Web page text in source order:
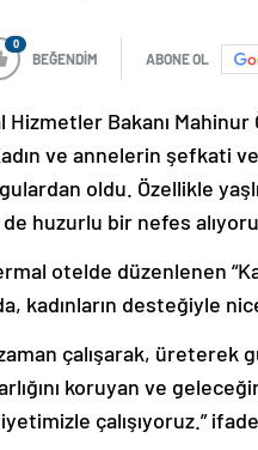
0
BEĞENDİM ABONE OL
Hizmetler Bakanı
ve annelerin şefkati
oldu. Özellikle
de huzurlu bir nefes
otelde düzenlenen
kadınların desteğiyle
çalışarak, üreterek
koruyan ve
çalışıyoruz.”